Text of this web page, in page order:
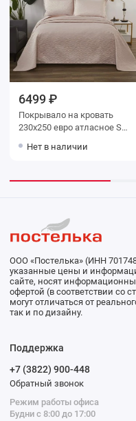
6499 ₽
Покрывало на кровать
230х250 евро атласное Sofi
Нет в наличии
ООО «Постелька» (ИНН
указанные цены и
сайте, носят
офертой (в соответствии со
могут отличаться от
так и по дизайну.
Поддержка
+7 (3822) 900-448
Обратный звонок
Режим работы офиса
Будни с 8:00 до 17:00